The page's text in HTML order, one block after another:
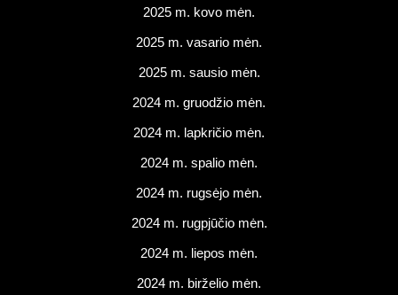
2025 m. kovo mėn.
2025 m. vasario mėn.
2025 m. sausio mėn.
2024 m. gruodžio mėn.
2024 m. lapkričio mėn.
2024 m. spalio mėn.
2024 m. rugsėjo mėn.
2024 m. rugpjūčio mėn.
2024 m. liepos mėn.
2024 m. birželio mėn.